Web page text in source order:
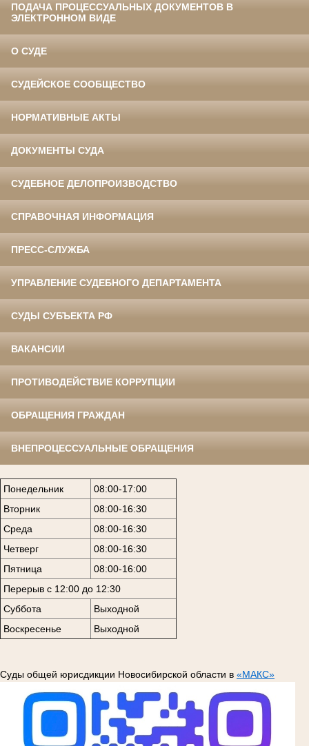
ПОДАЧА ПРОЦЕССУАЛЬНЫХ ДОКУМЕНТОВ В
ЭЛЕКТРОННОМ ВИДЕ
О СУДЕ
СУДЕЙСКОЕ СООБЩЕСТВО
НОРМАТИВНЫЕ АКТЫ
ДОКУМЕНТЫ СУДА
СУДЕБНОЕ ДЕЛОПРОИЗВОДСТВО
СПРАВОЧНАЯ ИНФОРМАЦИЯ
ПРЕСС-СЛУЖБА
УПРАВЛЕНИЕ СУДЕБНОГО ДЕПАРТАМЕНТА
СУДЫ СУБЪЕКТА РФ
ВАКАНСИИ
ПРОТИВОДЕЙСТВИЕ КОРРУПЦИИ
ОБРАЩЕНИЯ ГРАЖДАН
ВНЕПРОЦЕССУАЛЬНЫЕ ОБРАЩЕНИЯ
Понедельник
08:00-17:00
Вторник
08:00-16:30
Среда
08:00-16:30
Четверг
08:00-16:30
Пятница
08:00-16:00
Перерыв с 12:00 до 12:30
Суббота
Выходной
Воскресенье
Выходной
Суды общей юрисдикции Новосибирской области в «МАКС»